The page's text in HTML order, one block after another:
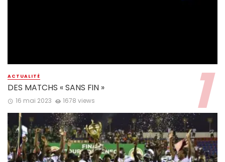
ACTUALITÉ
DES MATCHS « SANS FIN »
16 mai 2023 1678 views